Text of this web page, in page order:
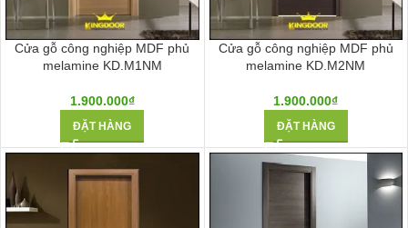
Cửa gỗ công nghiệp MDF phủ
melamine KD.M1NM
1.900.000₫
ĐẶT HÀNG
Cửa gỗ công nghiệp MDF phủ
melamine KD.M2NM
1.900.000₫
ĐẶT HÀNG